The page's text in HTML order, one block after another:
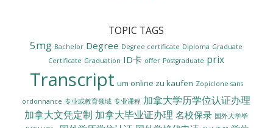
TOPIC TAGS
5mg Bachelor Degree Degree certificate Diploma Graduate
Certificate Graduation ID卡 offer Postgraduate prix
Transcript um online zu kaufen Zopiclone sans
ordonnance 专业或教育领域 专业课程 加拿大学历学位认证办理
加拿大文凭定制 加拿大毕业证办理 名校保录 国外大学毕